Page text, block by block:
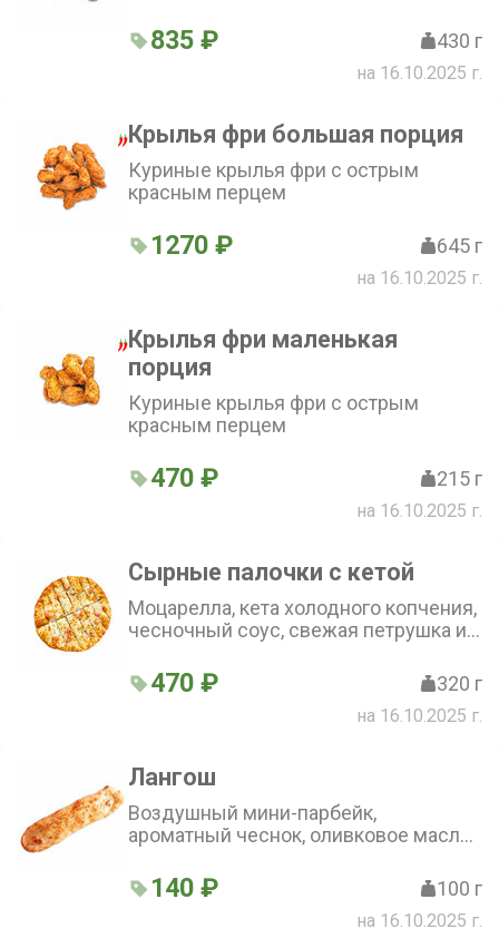
835 ₽ 430 г
на 16.10.2025 г.
Крылья фри большая порция
Куриные крылья фри с острым
красным перцем
1270 ₽ 645 г
на 16.10.2025 г.
Крылья фри маленькая
порция
Куриные крылья фри с острым
красным перцем
470 ₽ 215 г
на 16.10.2025 г.
Сырные палочки с кетой
Моцарелла, кета холодного копчения,
чесночный соус, свежая петрушка и
470 ₽ 320 г
на 16.10.2025 г.
Лангош
Воздушный мини-парбейк,
ароматный чеснок, оливковое масло,
140 ₽ 100 г
на 16.10.2025 г.